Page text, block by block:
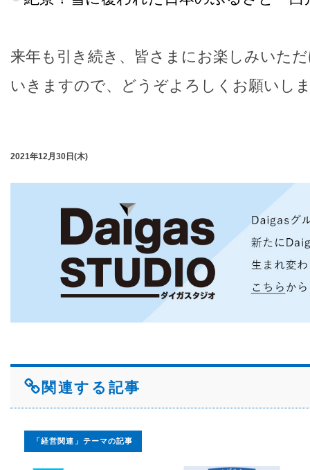
来年も引き続き、皆さまにお楽しみいた
いきますので、どうぞよろしくお願いし
2021年12月30日(木)
関連する記事
「経営関連」テーマの記事